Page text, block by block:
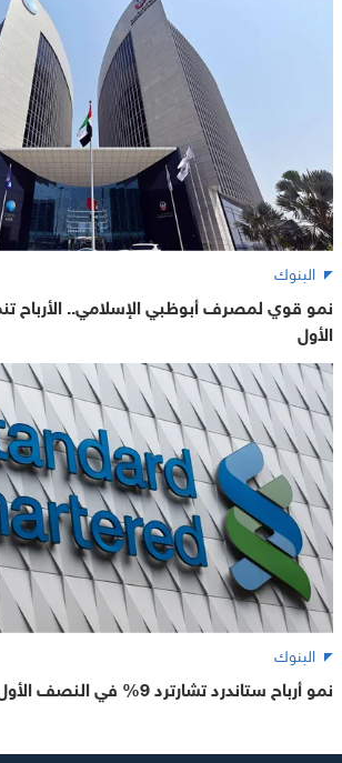
البنوك
الأول
البنوك
نمو أرباح ستاندرد تشارترد 9% في النصف الأول